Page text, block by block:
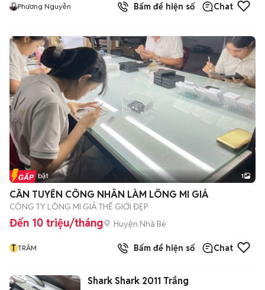
Phương Nguyễn Bấm để hiện số Chat
Tin nổi bật 1
CẦN TUYỂN CÔNG NHÂN LÀM LÔNG MI GIẢ
CÔNG TY LÔNG MI GIẢ THẾ GIỚI ĐẸP
Đến 10 triệu/tháng Huyện Nhà Bè
T TRÂM Bấm để hiện số Chat
Shark Shark 2011 Trắng